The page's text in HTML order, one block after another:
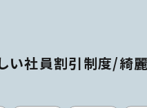
い社員割引制度/綺